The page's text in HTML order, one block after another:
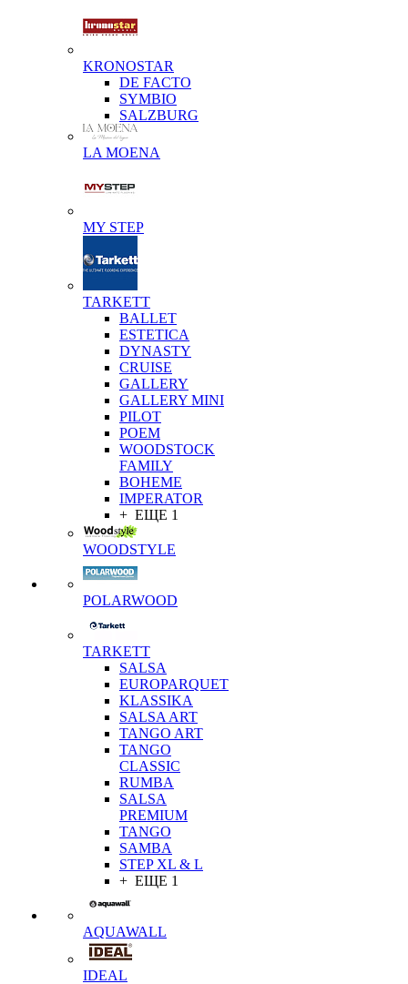
KRONOSTAR
DE FACTO
SYMBIO
SALZBURG
LA MOENA
MY STEP
TARKETT
BALLET
ESTETICA
DYNASTY
CRUISE
GALLERY
GALLERY MINI
PILOT
POEM
WOODSTOCK
FAMILY
BOHEME
IMPERATOR
+ ЕЩЕ 1
WOODSTYLE
POLARWOOD
TARKETT
SALSA
EUROPARQUET
KLASSIKA
SALSA ART
TANGO ART
TANGO
CLASSIC
RUMBA
SALSA
PREMIUM
TANGO
SAMBA
STEP XL & L
+ ЕЩЕ 1
AQUAWALL
IDEAL